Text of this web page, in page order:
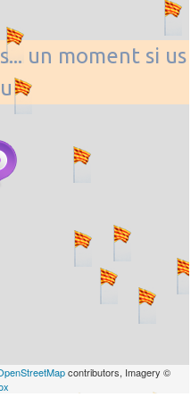
un moment si us
contributors, Imagery ©